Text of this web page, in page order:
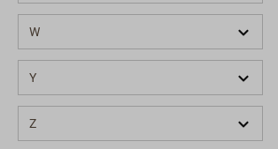
W
Y
Z